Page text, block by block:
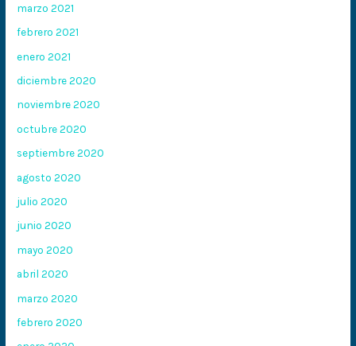
marzo 2021
febrero 2021
enero 2021
diciembre 2020
noviembre 2020
octubre 2020
septiembre 2020
agosto 2020
julio 2020
junio 2020
mayo 2020
abril 2020
marzo 2020
febrero 2020